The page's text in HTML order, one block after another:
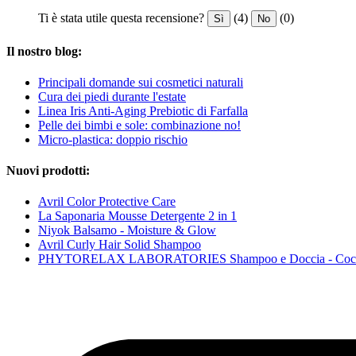
Ti è stata utile questa recensione? Sì (4) No (0)
Il nostro blog:
Principali domande sui cosmetici naturali
Cura dei piedi durante l'estate
Linea Iris Anti-Aging Prebiotic di Farfalla
Pelle dei bimbi e sole: combinazione no!
Micro-plastica: doppio rischio
Nuovi prodotti:
Avril Color Protective Care
La Saponaria Mousse Detergente 2 in 1
Niyok Balsamo - Moisture & Glow
Avril Curly Hair Solid Shampoo
PHYTORELAX LABORATORIES Shampoo e Doccia -